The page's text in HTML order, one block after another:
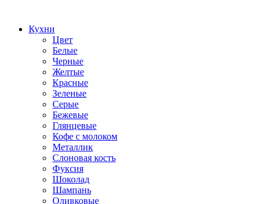
Кухни
Цвет
Белые
Черные
Желтые
Красные
Зеленые
Серые
Бежевые
Глянцевые
Кофе с молоком
Металлик
Слоновая кость
Фуксия
Шоколад
Шампань
Оливковые